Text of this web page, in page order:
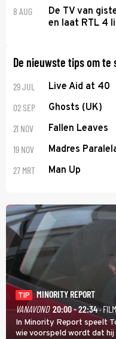
8 AUG
De TV van
en laat RTL 4
De nieuwste tips om te
29 JUL Live Aid at 40
02 SEP Ghosts (UK)
21 NOV Fallen Leaves
19 NOV Madres
27 MRT Man Up
TIP
MINORITY REPORT
VANAVOND 20:00 - 22:34· FILM
In Minority Report speelt
wie voorspeld wordt dat